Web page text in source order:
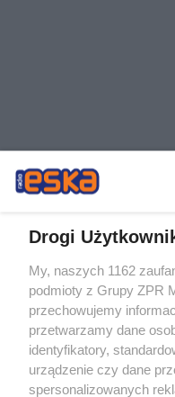
Żaden utwór zamieszczony w
rozpowszechniany lub dalej
tym także elektroniczny lub
eksploatacji w jakiejkolwiek
bez pisemnej zgody
wykorzystanie utworów w
bez właściwej zgody, jest
prawnie.
Drogi
My, naszych 1162
podmioty z Grupy ZPR
przechowujemy
przetwarzamy dane
identyfikatory,
urządzenie czy dane
spersonalizowanych